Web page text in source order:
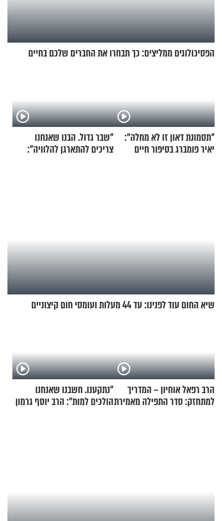
הפסיכולוגים ממליצים: כך תבחרו את החברים שלכם בחיים
"תסמונת דאון זו לא מחלה":
יאיר פומברג בסיפור חיים
"שבר גדול. הבנו שאנחנו
צריכים להתארגן להלוויה":
שיא החום עוד לפנינו: עד 44 מעלות ועומסי חום קיצוניים
הרב רפאל אוחיון – המדריך
למתחזק: סדר התפילה מאמירת
"נתקענו. חשבנו שאנחנו
הולכים למות": הרב יוסף גרמון